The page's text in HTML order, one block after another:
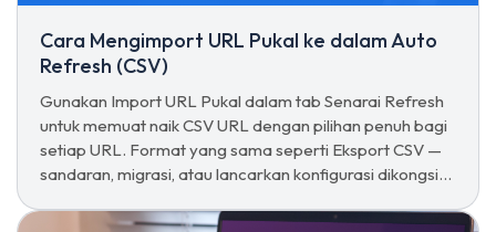
Cara Mengimport URL Pukal ke dalam Auto
Refresh (CSV)
Gunakan Import URL Pukal dalam tab Senarai Refresh
untuk memuat naik CSV URL dengan pilihan penuh bagi
setiap URL. Format yang sama seperti Eksport CSV —
sandaran, migrasi, atau lancarkan konfigurasi dikongsi